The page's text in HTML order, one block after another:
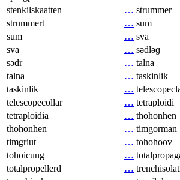
stenkilskaatten
… strummer
strummert
… sum
sum
… sva
sva
… sədləɡ
sədr
… talna
talna
… taskinlik
taskinlik
…
telescopecollar
… tetraploidi
tetraploidia
… thohonhen
thohonhen
… timgorman
timgriut
… tohohoov
tohoicung
…
totalpropellerd
…